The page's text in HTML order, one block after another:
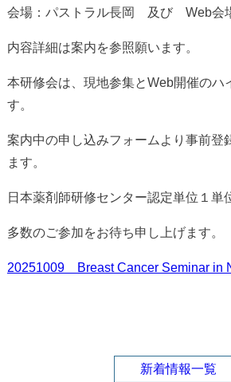
会場：パストラル長岡 及び Web会
内容詳細は案内を参照願います。
本研修会は、現地参集とWeb開催のハ
す。
案内中の申し込みフォームより事前登
ます。
日本薬剤師研修センター認定単位１単
多数のご参加をお待ち申し上げます。
20251009 Breast Cancer Seminar in
新着情報一覧